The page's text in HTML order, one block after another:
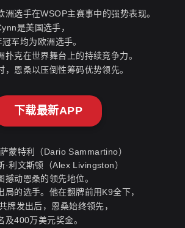
洲选手在WSOP主赛事中的强势表现。
是美国选手，
军均为欧洲选手。
扑克在世界舞台上的持续竞争力。
，恩桑以压倒性筹码优势领先。
下载最新APP
蒙特利（Dario Sammartino）
·利文斯顿（Alex Livingston）
撼动恩桑的领先地位。
局的选手。他在翻牌前用K9全下，
牌发出后，恩桑始终领先，
及400万美元奖金。